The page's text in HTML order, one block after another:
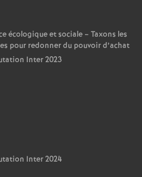
écologique et sociale – Taxons les
pour redonner du pouvoir d’achat
Inter 2023
Inter 2024